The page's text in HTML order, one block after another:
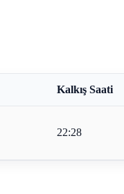
Kalkış Saati
22:28